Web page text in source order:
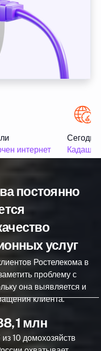
интернет
Сегодня
постоянно
услуг
Ростелекома в
проблему с
она выявляется и
клиента.
млн
из 10 домохозяйств